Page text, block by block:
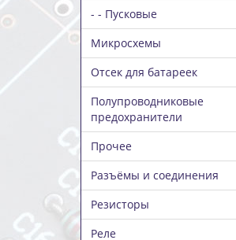
- - Пусковые
Микросхемы
Отсек для батареек
Полупроводниковые
предохранители
Прочее
Разъёмы и соединения
Резисторы
Реле